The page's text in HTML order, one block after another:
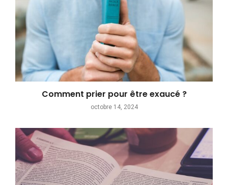
Comment prier pour être exaucé ?
octobre 14, 2024